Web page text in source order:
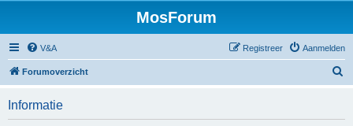
MosForum
V&A Aanmelden
Registreer
Forumoverzicht
Informatie